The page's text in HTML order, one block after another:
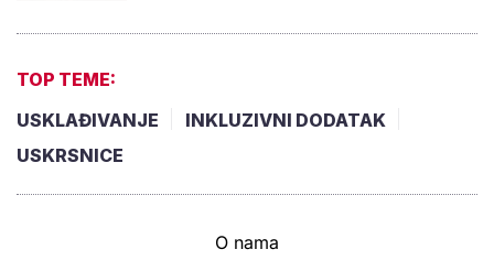
TOP TEME:
USKLAĐIVANJE
INKLUZIVNI DODATAK
USKRSNICE
O nama